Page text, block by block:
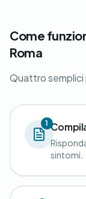
Come
Roma
Quattro semplici
1
sintomi.